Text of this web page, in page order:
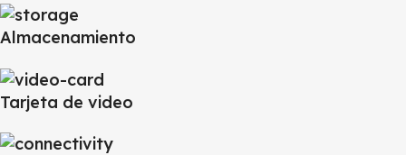
Almacenamiento
Tarjeta de video